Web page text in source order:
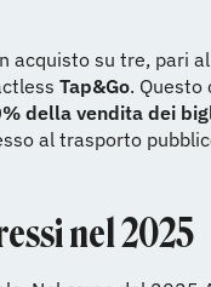
acquisto su tre, pari al
Tap&Go. Questo
della vendita dei
al trasporto
nel 2025